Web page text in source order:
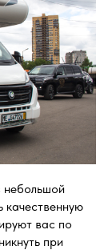
небольшой
качественную
вас по
при